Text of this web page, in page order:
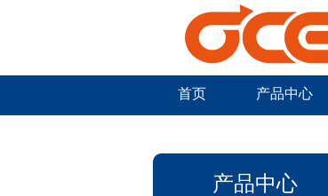
首页 产品中心
产品中心